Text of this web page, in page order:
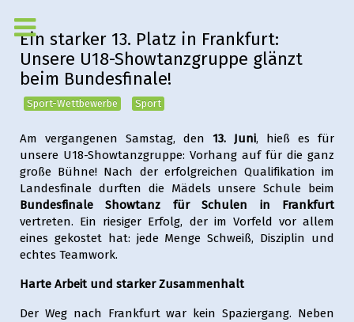
Ein starker 13. Platz in Frankfurt:
Unsere U18-Showtanzgruppe glänzt
beim Bundesfinale!
Sport-Wettbewerbe Sport
Am vergangenen Samstag, den 13. Juni, hieß es für
unsere U18-Showtanzgruppe: Vorhang auf für die ganz
große Bühne! Nach der erfolgreichen Qualifikation im
Landesfinale durften die Mädels unsere Schule beim
Bundesfinale Showtanz für Schulen in Frankfurt
vertreten. Ein riesiger Erfolg, der im Vorfeld vor allem
eines gekostet hat: jede Menge Schweiß, Disziplin und
echtes Teamwork.
Harte Arbeit und starker Zusammenhalt
Der Weg nach Frankfurt war kein Spaziergang. Neben